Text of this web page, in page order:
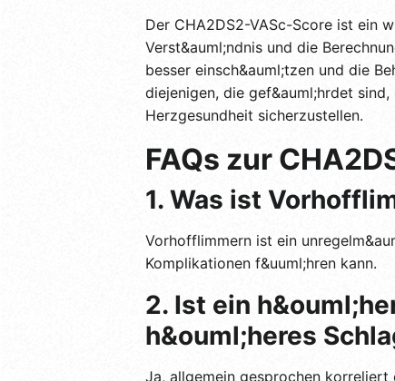
Der CHA2DS2-VASc-Score ist ein
Verst&auml;ndnis und die
besser einsch&auml;tzen und die
diejenigen, die gef&auml;hrdet
Herzgesundheit sicherzustellen.
FAQs zur
1. Was ist
Vorhofflimmern ist ein
Komplikationen f&uuml;hren kann.
2. Ist ein
h&ouml;heres
Ja, allgemein gesprochen korreliert